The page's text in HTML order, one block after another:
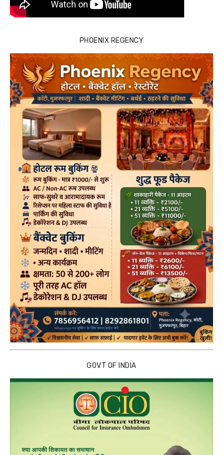
PHOENIX REGENCY
GOVT OF INDIA